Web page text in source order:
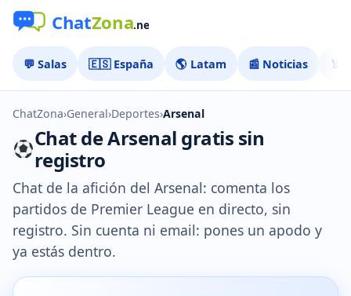
💬 Salas 🇪🇸 España 🌎 Latam 📰 Noticias 🏅
ChatZona›General›Deportes›Arsenal
Chat de Arsenal gratis sin
registro
Chat de la afición del Arsenal: comenta los
partidos de Premier League en directo, sin
registro. Sin cuenta ni email: pones un apodo y
ya estás dentro.